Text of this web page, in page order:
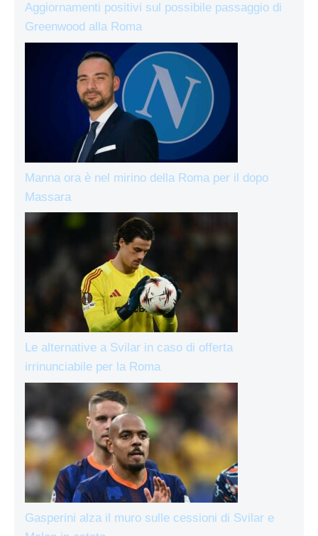
Aggiornamenti positivi sul possibile passaggio di
Greenwood alla Roma
Manna ora è nel mirino della Roma per il dopo
Massara
Le alternative a Svilar in caso di offerta
irrinunciabile per la Roma
Gasperini alza il muro sulle cessioni di Svilar e